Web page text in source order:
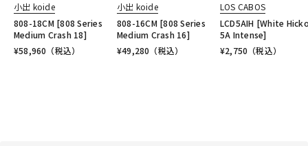
小出 koide
808-18CM [808 Series
Medium Crash 18]
¥58,960 （税込）
小出 koide
808-16CM [808 Series
Medium Crash 16]
¥49,280 （税込）
LOS CABOS
LCD5AIH [White
5A Intense]
¥2,750 （税込）